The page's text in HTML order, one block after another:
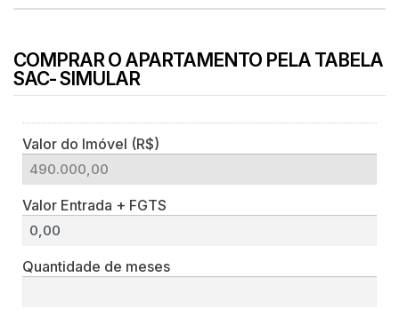
COMPRAR O APARTAMENTO PELA TABELA
SAC- SIMULAR
Valor do Imóvel (R$)
Valor Entrada + FGTS
Quantidade de meses